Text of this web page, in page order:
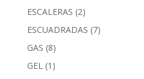
ESCALERAS (2)
ESCUADRADAS (7)
GAS (8)
GEL (1)